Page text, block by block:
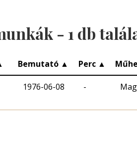
- 1 db
Bemutató ▲ Perc ▲
1976-06-08 -